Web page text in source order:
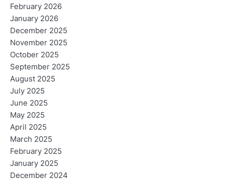
February 2026
January 2026
December 2025
November 2025
October 2025
September 2025
August 2025
July 2025
June 2025
May 2025
April 2025
March 2025
February 2025
January 2025
December 2024